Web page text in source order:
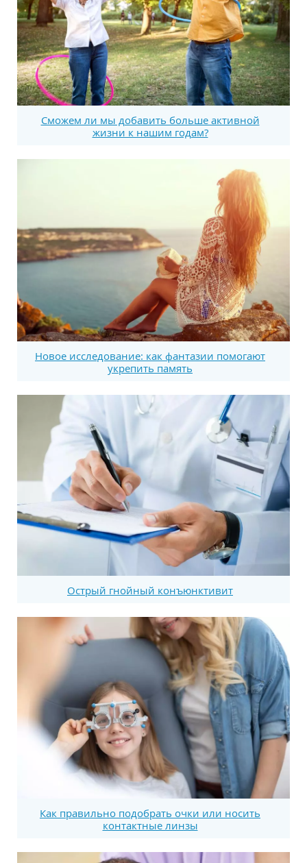
Сможем ли мы добавить больше активной
жизни к нашим годам?
Новое исследование: как фантазии помогают
укрепить память
Острый гнойный конъюнктивит
Как правильно подобрать очки или носить
контактные линзы